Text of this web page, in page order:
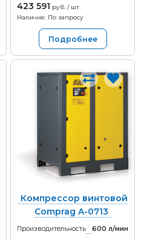
423 591 руб. / шт.
Наличие: По запросу
Подробнее
Компрессор винтовой
Comprag A-0713
Производительность
600 л/мин